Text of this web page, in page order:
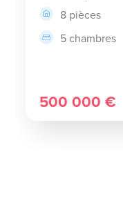
8 pièces
5 chambres
500 000 €